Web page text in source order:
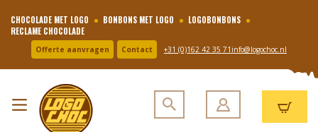
CHOCOLADE MET LOGO BONBONS MET LOGO
LOGOBONBONS
RECLAME CHOCOLADE
Offerte aanvragen Contact +31 (0)162 42 35 71 info@logochoc.nl